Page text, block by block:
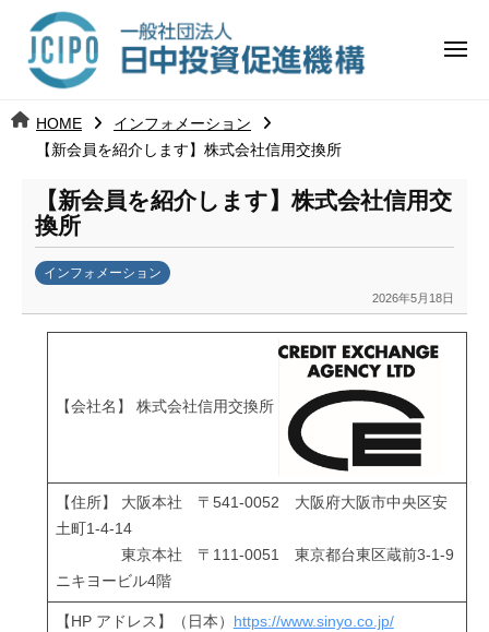
ツ 日
中
投
資
促
j
メ
HOME
インフォメーション
【新会員を紹介します】株式会社信用交換所
【新会員を紹介します】株式会社信用交
換所
インフォメーション
2026年5月18日
【会社名】 株式会社信用交換所
【住所】 大阪本社 〒541-0052 大阪府大阪市中央区安
土町1-4-14
東京本社 〒111-0051 東京都台東区蔵前3-1-9
ニキヨービル4階
【HP アドレス】（日本） https://www.sinyo.co.jp/
日
中
資
進
機
構